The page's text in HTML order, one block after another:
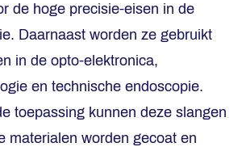
de hoge precisie-eisen in de
Daarnaast worden ze gebruikt
in de opto-elektronica,
en technische endoscopie.
toepassing kunnen deze slangen
materialen worden gecoat en